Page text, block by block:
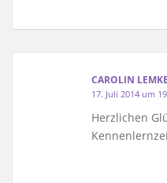
CAROLIN LEMKE
17. Juli 2014 um
Herzlichen